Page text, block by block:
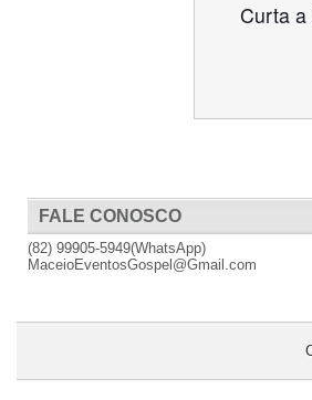
Curta a
FALE CONOSCO
(82) 99905-5949(WhatsApp)
MaceioEventosGospel@Gmail.com